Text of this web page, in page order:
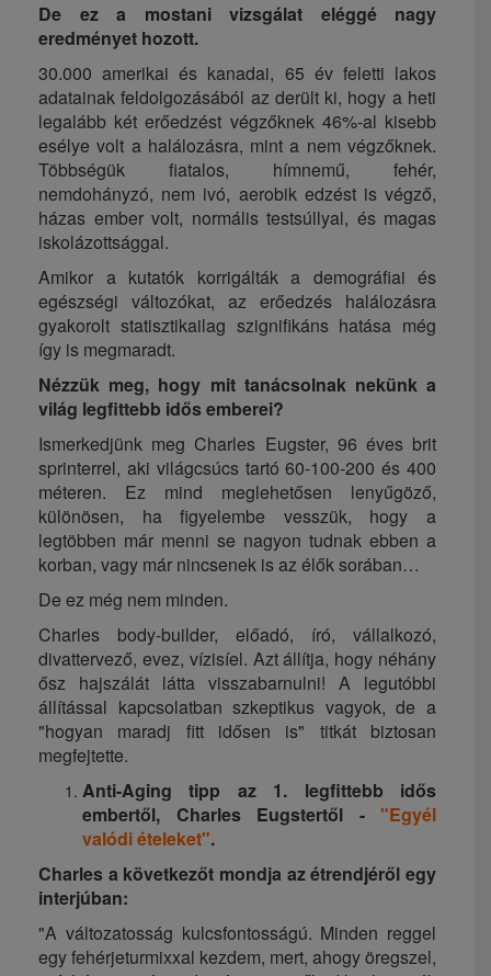
De ez a mostani vizsgálat eléggé nagy
eredményet hozott.
30.000 amerikai és kanadai, 65 év feletti lakos
adatainak feldolgozásából az derült ki, hogy a heti
legalább két erőedzést végzőknek 46%-al kisebb
esélye volt a halálozásra, mint a nem végzőknek.
Többségük fiatalos, hímnemű, fehér,
nemdohányzó, nem ivó, aerobik edzést is végző,
házas ember volt, normális testsúllyal, és magas
iskolázottsággal.
Amikor a kutatók korrigálták a demográfiai és
egészségi változókat, az erőedzés halálozásra
gyakorolt statisztikailag szignifikáns hatása még
így is megmaradt.
Nézzük meg, hogy mit tanácsolnak nekünk a
világ legfittebb idős emberei?
Ismerkedjünk meg Charles Eugster, 96 éves brit
sprinterrel, aki világcsúcs tartó 60-100-200 és 400
méteren. Ez mind meglehetősen lenyűgöző,
különösen, ha figyelembe vesszük, hogy a
legtöbben már menni se nagyon tudnak ebben a
korban, vagy már nincsenek is az élők sorában…
De ez még nem minden.
Charles body-builder, előadó, író, vállalkozó,
divattervező, evez, vízisíel. Azt állítja, hogy néhány
ősz hajszálát látta visszabarnulni! A legutóbbi
állítással kapcsolatban szkeptikus vagyok, de a
"hogyan maradj fitt idősen is" titkát biztosan
megfejtette.
Anti-Aging tipp az 1. legfittebb idős
embertől, Charles Eugstertől - "Egyél
valódi ételeket".
Charles a következőt mondja az étrendjéről egy
interjúban:
"A változatosság kulcsfontosságú. Minden reggel
egy fehérjeturmixxal kezdem, mert, ahogy öregszel,